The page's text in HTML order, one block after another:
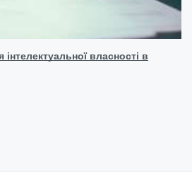
інтелектуальної власності в